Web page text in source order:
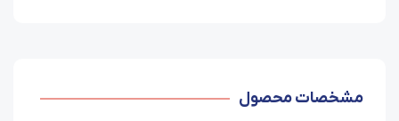
مشخصات محصول